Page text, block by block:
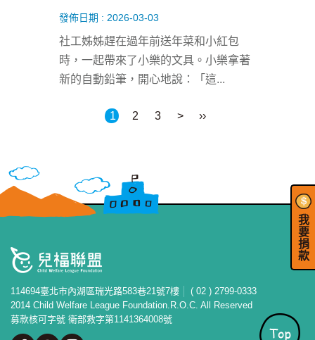
發佈日期 : 2026-03-03
社工姊姊趕在過年前送年菜和小紅包
時，一起帶來了小樂的文具。小樂拿著
新的自動鉛筆，開心地說：「這...
1 2 3 > ››
我
要
捐
款
114694臺北市內湖區瑞光路583巷21號7樓
( 02 ) 2799-0333
2014 Child Welfare League Foundation.R.O.C. All Reserved
募款核可字號 衛部救字第1141364008號